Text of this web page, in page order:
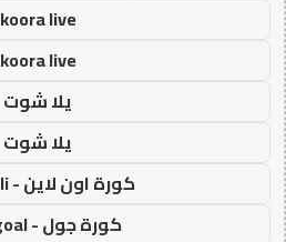
koora live
koora live
يلا شوت
يلا شوت
كورة اون لاين - kora onli
كورة جول - kora goal